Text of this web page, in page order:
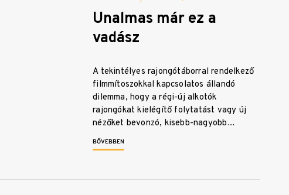
Unalmas már ez a
vadász
A tekintélyes rajongótáborral rendelkező
filmmítoszokkal kapcsolatos állandó
dilemma, hogy a régi-új alkotók
rajongókat kielégítő folytatást vagy új
nézőket bevonzó, kisebb-nagyobb…
BŐVEBBEN